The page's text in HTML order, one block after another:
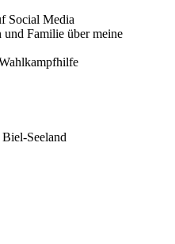
Social Media
und Familie über meine
Seeland